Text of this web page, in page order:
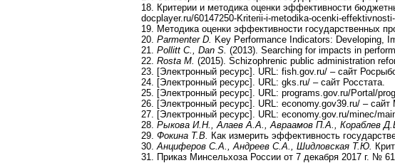
18. Критерии и методика оценки эффективности
docplayer.ru/60147250-Kriterii-i-metodika-ocenki-
19. Методика оценки эффективности государственных
20. Parmenter D.
Key Performance Indicators: Developing,
21. Pollitt C., Dan S. (2013). Searching for impacts in
22. Rosta M. (2015). Schizophrenic public administration
23. [Электронный ресурс]. URL: fish.gov.ru/ – сайт
24. [Электронный ресурс]. URL: gks.ru/ – сайт Росстата.
25. [Электронный ресурс]. URL: programs.gov.ru/Portal/
26. [Электронный ресурс]. URL: economy.gov39.ru/ – сайт
27. [Электронный ресурс]. URL: economy.gov.ru/minec/
28. Рыкова И.Н., Алаев А.А., Авраамов П.А., Кораблев
29. Фокина Т.В.
Как измерить эффективность
30. Анциферов С.А., Андреев С.А., Шидловская Т.Ю.
31. Приказ Минсельхоза России от 7 декабря 2017 г. №